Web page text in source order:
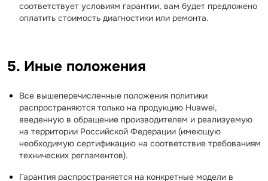
соответствует условиям гарантии, вам будет предложено
оплатить стоимость диагностики или ремонта.
5. Иные положения
Все вышеперечисленные положения политики
распространяются только на продукцию Huawei,
введенную в обращение производителем и реализуемую
на территории Российской Федерации (имеющую
необходимую сертификацию на соответствие требованиям
технических регламентов).
Гарантия распространяется на конкретные модели в